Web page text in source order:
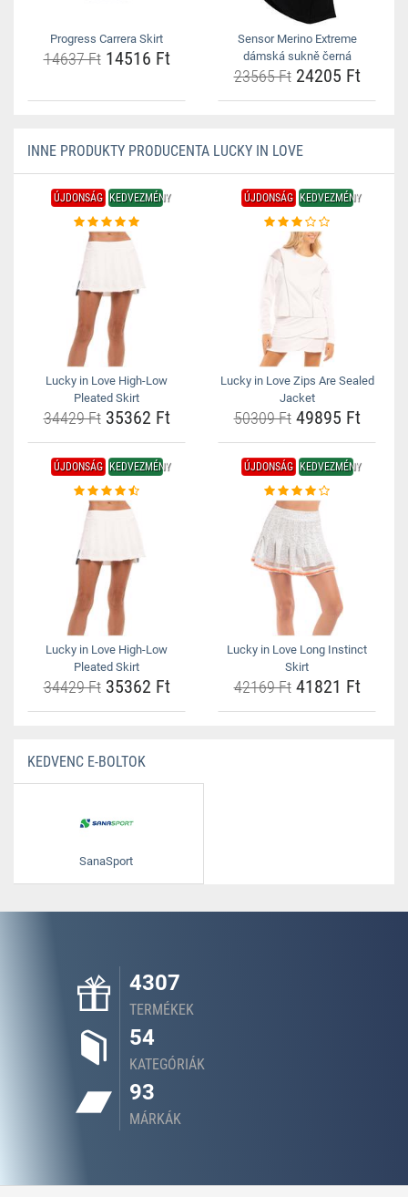
Progress Carrera Skirt
14637 Ft14516 Ft
Sensor Merino Extreme
dámská sukně černá
23565 Ft24205 Ft
INNE PRODUKTY PRODUCENTA LUCKY IN LOVE
ÚJDONSÁG KEDVEZMÉNY
Lucky in Love High-Low
Pleated Skirt
34429 Ft35362 Ft
ÚJDONSÁG KEDVEZMÉNY
Lucky in Love Zips Are Sealed
Jacket
50309 Ft49895 Ft
ÚJDONSÁG KEDVEZMÉNY
Lucky in Love High-Low
Pleated Skirt
34429 Ft35362 Ft
ÚJDONSÁG KEDVEZMÉNY
Lucky in Love Long Instinct
Skirt
42169 Ft41821 Ft
KEDVENC E-BOLTOK
SanaSport
4307
TERMÉKEK
54
KATEGÓRIÁK
93
MÁRKÁK